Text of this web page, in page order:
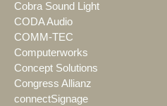
Cobra Sound Light
CODA Audio
COMM-TEC
Computerworks
Concept Solutions
Congress Allianz
connectSignage